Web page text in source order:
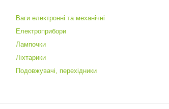
Ваги електронні та механічні
Електроприбори
Лампочки
Ліхтарики
Подовжувачі, перехідники